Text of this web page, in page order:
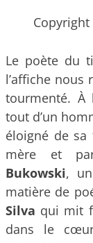
Le poète du
l’affiche nous
tourmenté. À
tout d’un
éloigné de
mère et
Bukowski,
matière de
Silva qui mit
dans le